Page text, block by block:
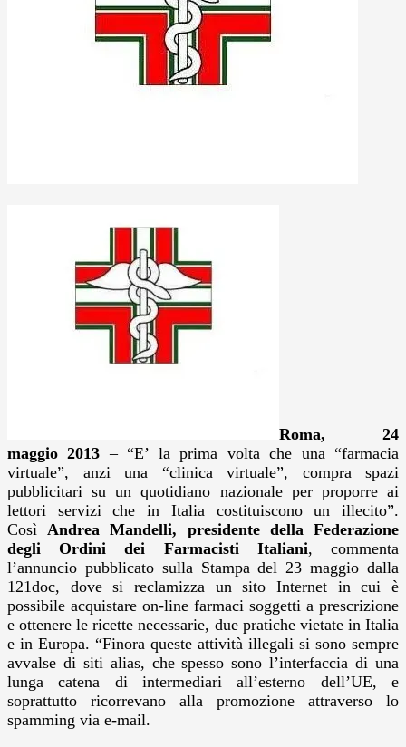
Roma, 24
maggio 2013 – “E’ la prima volta che una “farmacia
virtuale”, anzi una “clinica virtuale”, compra spazi
pubblicitari su un quotidiano nazionale per proporre ai
lettori servizi che in Italia costituiscono un illecito”.
Così Andrea Mandelli, presidente della Federazione
degli Ordini dei Farmacisti Italiani, commenta
l’annuncio pubblicato sulla Stampa del 23 maggio dalla
121doc, dove si reclamizza un sito Internet in cui è
possibile acquistare on-line farmaci soggetti a prescrizione
e ottenere le ricette necessarie, due pratiche vietate in Italia
e in Europa. “Finora queste attività illegali si sono sempre
avvalse di siti alias, che spesso sono l’interfaccia di una
lunga catena di intermediari all’esterno dell’UE, e
soprattutto ricorrevano alla promozione attraverso lo
spamming via e-mail.